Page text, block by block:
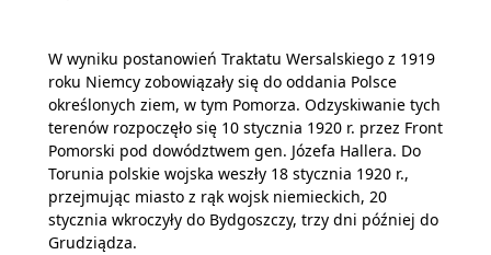
W wyniku postanowień Traktatu Wersalskiego z 1919
roku Niemcy zobowiązały się do oddania Polsce
określonych ziem, w tym Pomorza. Odzyskiwanie tych
terenów rozpoczęło się 10 stycznia 1920 r. przez Front
Pomorski pod dowództwem gen. Józefa Hallera. Do
Torunia polskie wojska weszły 18 stycznia 1920 r.,
przejmując miasto z rąk wojsk niemieckich, 20
stycznia wkroczyły do Bydgoszczy, trzy dni później do
Grudziądza.